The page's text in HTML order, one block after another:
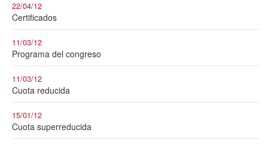
22/04/12
Certificados
11/03/12
Programa del congreso
11/03/12
Cuota reducida
15/01/12
Cuota superreducida